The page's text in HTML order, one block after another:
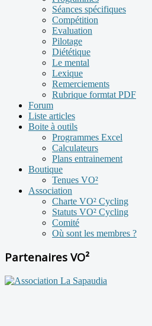
Séances spécifiques
Compétition
Evaluation
Pilotage
Diététique
Le mental
Lexique
Remerciements
Rubrique formtat PDF
Forum
Liste articles
Boite à outils
Programmes Excel
Calculateurs
Plans entrainement
Boutique
Tenues VO²
Association
Charte VO² Cycling
Statuts VO² Cycling
Comité
Où sont les membres ?
Partenaires VO²